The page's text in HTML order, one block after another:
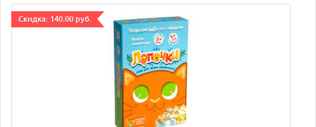
Cкидка: 140.00 руб.